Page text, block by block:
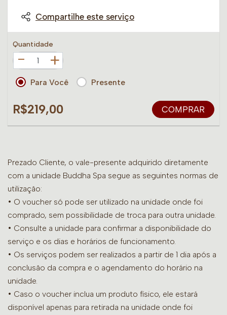
Compartilhe este serviço
Quantidade
+
Para Você Presente
R$219,00 COMPRAR
Prezado Cliente, o vale-presente adquirido diretamente
com a unidade Buddha Spa segue as seguintes normas de
utilização:
• O voucher só pode ser utilizado na unidade onde foi
comprado, sem possibilidade de troca para outra unidade.
• Consulte a unidade para confirmar a disponibilidade do
serviço e os dias e horários de funcionamento.
• Os serviços podem ser realizados a partir de 1 dia após a
conclusão da compra e o agendamento do horário na
unidade.
• Caso o voucher inclua um produto físico, ele estará
disponível apenas para retirada na unidade onde foi